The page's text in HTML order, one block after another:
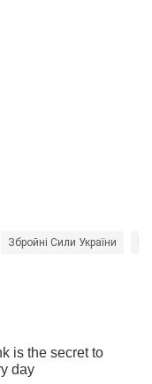
Збройні Сили України